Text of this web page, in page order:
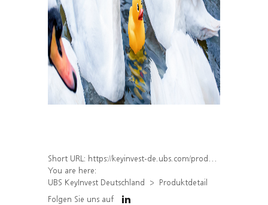
Short URL: https://keyinvest-de.ubs.com/produkt/detail/index/isin/DE000WA78HQ6
You are here:
UBS KeyInvest Deutschland
Produktdetail
Folgen Sie uns auf